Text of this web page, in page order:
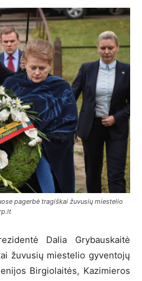
pagerbė tragiškai žuvusių miestelio
Dalia Grybauskaitė
žuvusių miestelio gyventojų
Birgiolaitės, Kazimieros